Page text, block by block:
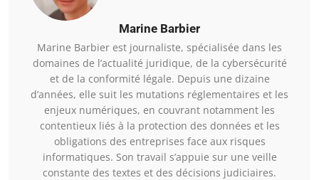
Marine Barbier
Marine Barbier est journaliste, spécialisée dans les
domaines de l’actualité juridique, de la cybersécurité
et de la conformité légale. Depuis une dizaine
d’années, elle suit les mutations réglementaires et les
enjeux numériques, en couvrant notamment les
contentieux liés à la protection des données et les
obligations des entreprises face aux risques
informatiques. Son travail s’appuie sur une veille
constante des textes et des décisions judiciaires.